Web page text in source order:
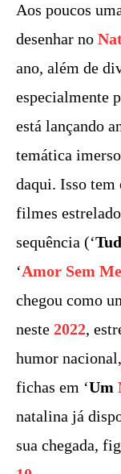
Aos poucos
desenhar no
ano, além de
especialmente
está lançando
temática
daqui. Isso
filmes
sequência (‘
‘Amor Sem
chegou como
neste 2022,
humor nacional,
fichas em ‘Um
natalina já
sua chegada,